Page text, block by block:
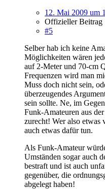
12. Mai 2009 um
Offizieller Beitrag
#5
Selber hab ich keine
Möglichkeiten wären
auf 2-Meter und 70-cm
Frequenzen wird man
Muss doch nicht sein,
überzeugendes
sein sollte. Ne, im
Funk-Amateuren aus
zurecht! Wer also etwas
auch etwas dafür tun.
Als Funk-Amateur
Umständen sogar auch
bestraft und ist auch
gegenüber, die
abgelegt haben!